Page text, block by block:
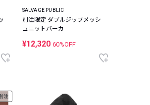
SALVAGE PUBLIC
別注限定 ダブルジップメッシ
ュニットパーカ
¥12,320 60%OFF
注